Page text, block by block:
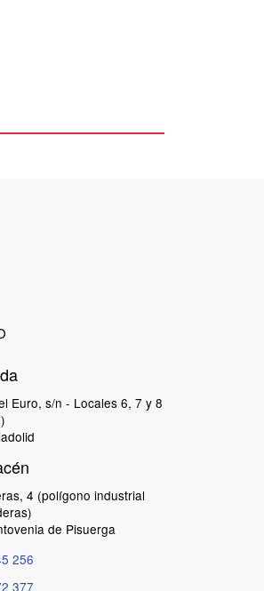
Euro, s/n - Locales 6, 7 y 8
4 (polígono industrial
de Pisuerga
256
377